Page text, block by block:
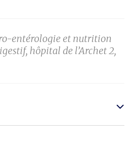
entérologie et nutrition
hôpital de l’Archet 2,